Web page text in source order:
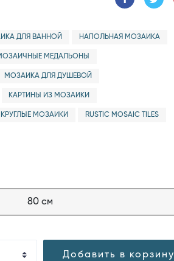
ДЛЯ ВАННОЙ НАПОЛЬНАЯ МОЗАИКА
МЕДАЛЬОНЫ
МОЗАИКА ДЛЯ ДУШЕВОЙ
КАРТИНЫ ИЗ МОЗАИКИ
КРУГЛЫЕ МОЗАИКИ RUSTIC MOSAIC TILES
80 см
Добавить в корзину